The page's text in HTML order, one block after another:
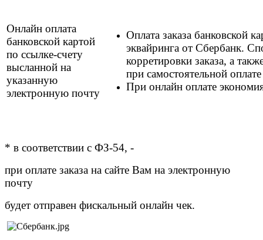
Онлайн оплата
банковской картой
по ссылке-счету
высланной на
указанную
электронную почту
Оплата заказа банковской
эквайринга от Сбербанк.
корретировки заказа, а
при самостоятельной
При онлайн оплате
* в соответствии с ФЗ-54, -
при оплате заказа на сайте Вам на электронную
почту
будет отправен фискальный онлайн чек.